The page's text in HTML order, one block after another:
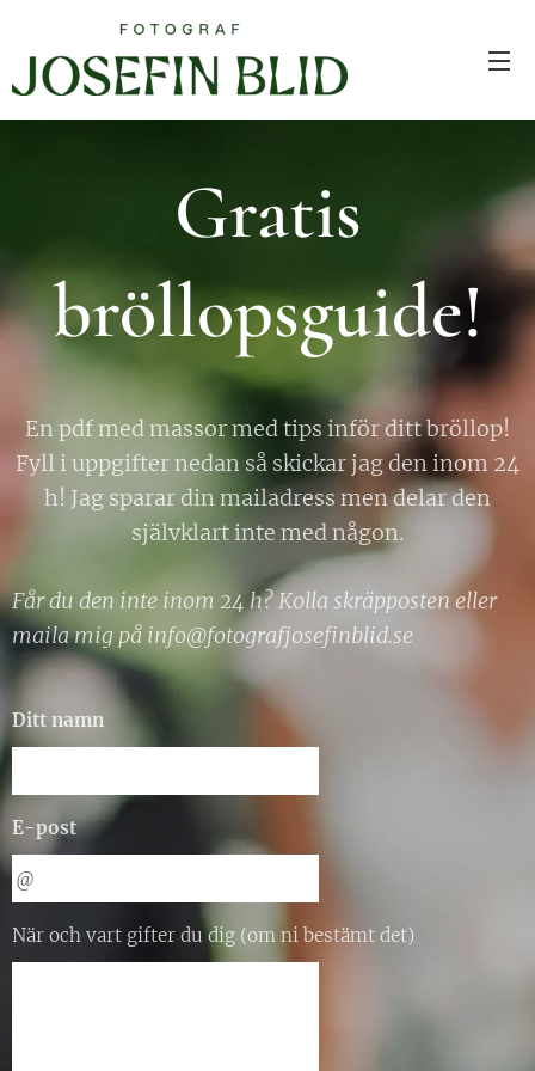
Gratis
bröllopsguide!
En pdf med massor med tips inför ditt bröllop!
Fyll i uppgifter nedan så skickar jag den inom 24
h! Jag sparar din mailadress men delar den
självklart inte med någon.
Får du den inte inom 24 h? Kolla skräpposten eller
maila mig på info@fotografjosefinblid.se
Ditt namn
E-post
När och vart gifter du dig (om ni bestämt det)